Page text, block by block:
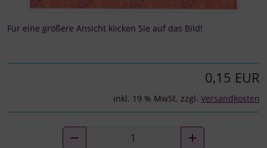
Für eine größere Ansicht klicken Sie auf das Bild!
0,15 EUR
inkl. 19 % MwSt. zzgl. Versandkosten